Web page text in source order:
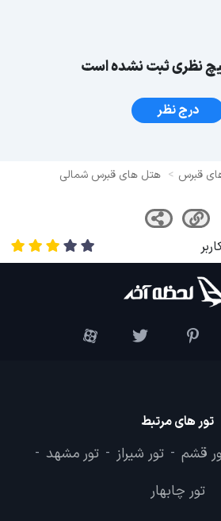
نظری ثبت نشده است
درج نظر
قبرس
هتل های قبرس شمالی
تور های مرتبط
قشم - تور شیراز - تور مشهد -
تور چابهار